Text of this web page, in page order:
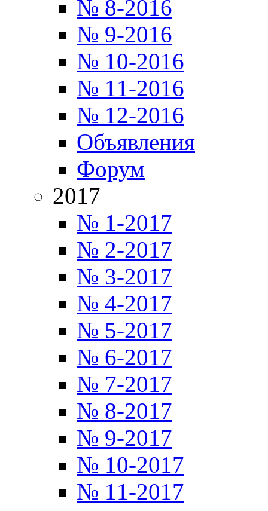
№ 8-2016
№ 9-2016
№ 10-2016
№ 11-2016
№ 12-2016
Объявления
Форум
2017
№ 1-2017
№ 2-2017
№ 3-2017
№ 4-2017
№ 5-2017
№ 6-2017
№ 7-2017
№ 8-2017
№ 9-2017
№ 10-2017
№ 11-2017